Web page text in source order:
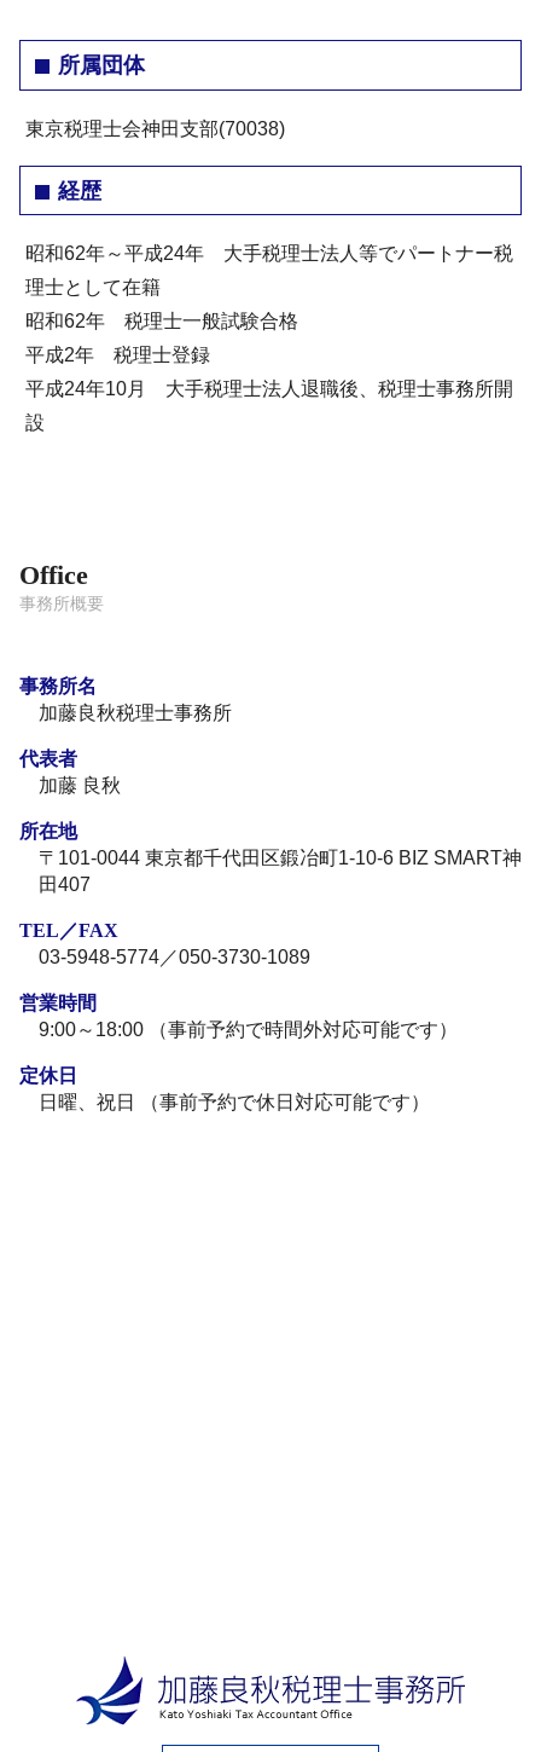
所属団体
東京税理士会神田支部(70038)
経歴
昭和62年～平成24年 大手税理士法人等でパートナー税
理士として在籍
昭和62年 税理士一般試験合格
平成2年 税理士登録
平成24年10月 大手税理士法人退職後、税理士事務所開
設
Office
事務所概要
事務所名
加藤良秋税理士事務所
代表者
加藤 良秋
所在地
〒101-0044 東京都千代田区鍛冶町1-10-6 BIZ SMART神
田407
TEL／FAX
03-5948-5774／050-3730-1089
営業時間
9:00～18:00 （事前予約で時間外対応可能です）
定休日
日曜、祝日 （事前予約で休日対応可能です）